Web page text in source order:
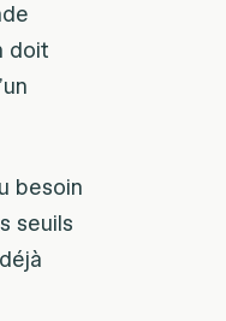
doit
besoin
seuils